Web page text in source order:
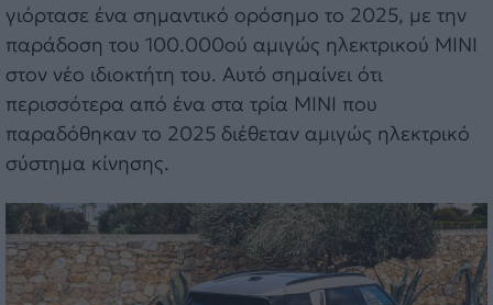
γιόρτασε ένα σημαντικό ορόσημο το 2025, με την
παράδοση του 100.000ού αμιγώς ηλεκτρικού MINI
στον νέο ιδιοκτήτη του. Αυτό σημαίνει ότι
περισσότερα από ένα στα τρία MINI που
παραδόθηκαν το 2025 διέθεταν αμιγώς ηλεκτρικό
σύστημα κίνησης.